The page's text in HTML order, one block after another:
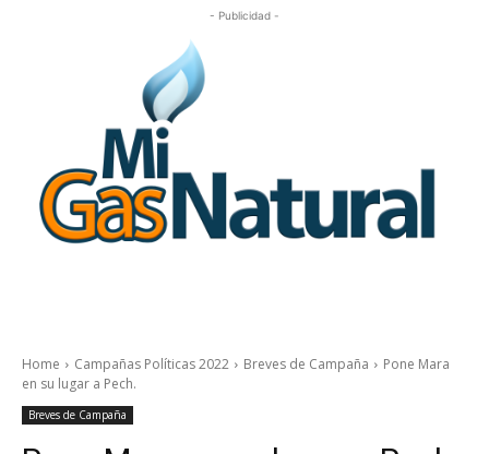
- Publicidad -